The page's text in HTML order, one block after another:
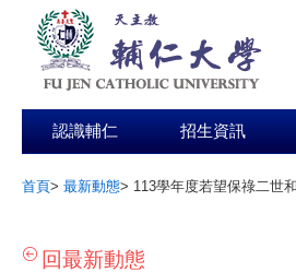
認識輔仁 招生資訊
首頁> 最新動態> 113學年度若望保祿二世
回最新動態